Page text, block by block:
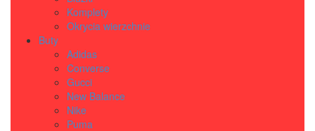
Komplety
Okrycia wierzchnie
Buty
Adidas
Converse
Gucci
New Balance
Nike
Puma